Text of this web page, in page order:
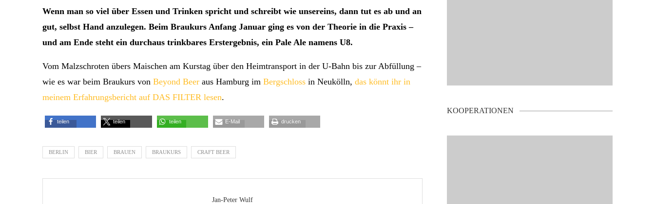
Wenn man so viel über Essen und Trinken spricht und schreibt wie unsereins, dann tut es ab und an
gut, selbst Hand anzulegen. Beim Braukurs Anfang Januar ging es von der Theorie in die Praxis –
und am Ende steht ein durchaus trinkbares Erstergebnis, ein Pale Ale namens U8.
Vom Malzschroten übers Maischen am Kurstag über den Heimtransport in der U-Bahn bis zur Abfüllung –
wie es war beim Braukurs von Beyond Beer aus Hamburg im Bergschloss in Neukölln, das könnt ihr in
meinem Erfahrungsbericht auf DAS FILTER lesen.
teilen teilen teilen E-Mail drucken
BERLIN BIER BRAUEN BRAUKURS CRAFT BEER
Jan-Peter Wulf
KOOPERATIONEN